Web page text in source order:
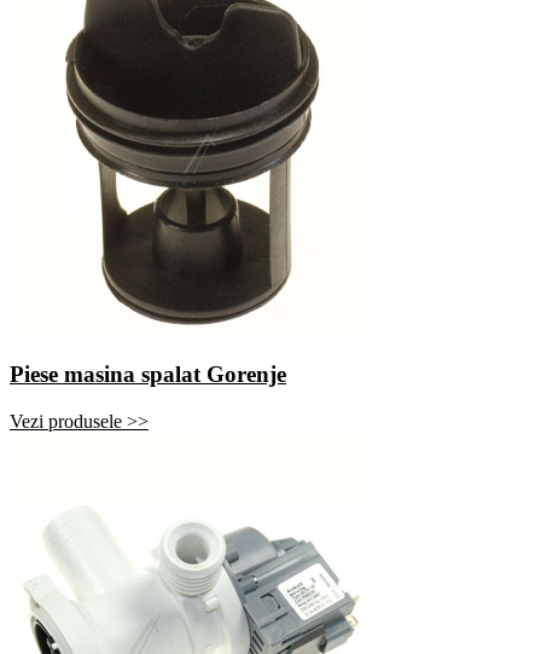
Piese masina spalat Gorenje
Vezi produsele >>